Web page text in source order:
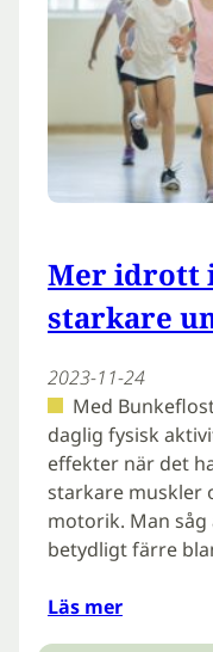
Mer idrott
starkare
2023-11-24
Med
daglig fysisk
effekter när det
starkare muskler
motorik. Man
betydligt färre
Läs mer